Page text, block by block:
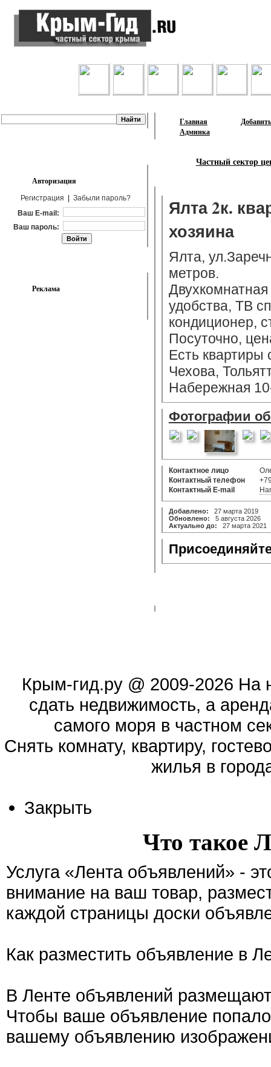
Главная
Админка
Частный сектор
Ялта 2к.
хозяина
Ялта,
метров.
удобства, ТВ
кондиционер,
Посуточно,
Есть квартиры
Чехова,
Набережная
Фотографии
Контактное лицо
Контактный телефон
Контактный E-mail
Добавлено: 27 марта 2019
Обновлено: 5 августа 2026
Актуально до: 27 марта 2021
Авторизация
Регистрация
Забыли пароль?
Ваш E-mail:
Ваш пароль:
Реклама
Крым-гид.ру@ 2009-2026 На
сдать недвижимость, а
самого моря в частном
Cнять комнату, квартиру,
жилья в
Закрыть
Что такое
Услуга «Лента объявлений» -
внимание на ваш товар,
каждой страницы доски
Как разместить объявление в
В Ленте объявлений
Чтобы ваше объявление
вашему объявлению